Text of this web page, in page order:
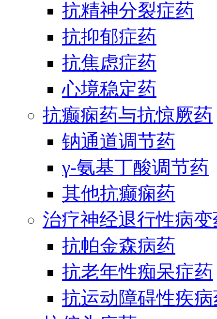
抗精神分裂症药
抗抑郁症药
抗焦虑症药
心境稳定药
抗癫痫药与抗惊厥药
钠通道调节药
γ-氨基丁酸调节药
其他抗癫痫药
治疗神经退行性病
抗帕金森病药
抗老年性痴呆症药
抗运动障碍性疾